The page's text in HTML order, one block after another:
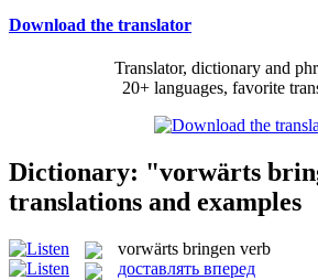
Download the translator
Translator, dictionary and
20+ languages, favorite
Dictionary: "vorwärts
translations and examples
vorwärts bringen verb
доставлять вперед